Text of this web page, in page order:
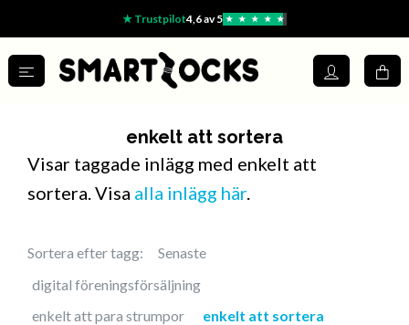
★ Trustpilot4,6 av 5 ★ ★ ★ ★ ★
enkelt att sortera
Visar taggade inlägg med enkelt att
sortera. Visa alla inlägg här.
Sortera efter tagg:
Senaste
digital föreningsförsäljning
enkelt att para strumpor
enkelt att sortera